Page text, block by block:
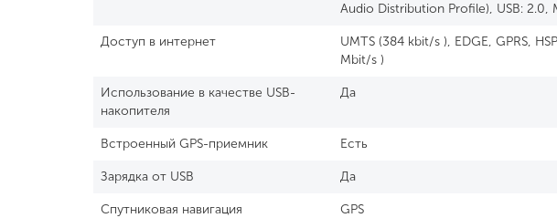
Audio Distribution Profile), USB: 2.0,
Доступ в интернет
UMTS (384 kbit/s ), EDGE, GPRS,
Mbit/s )
Использование в качестве USB-
накопителя
Да
Встроенный GРS-приемник Есть
Зарядка от USB Да
Спутниковая навигация
GPS